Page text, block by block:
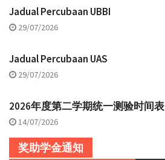
Jadual Percubaan UBBI
29/07/2026
Jadual Percubaan UAS
29/07/2026
2026年度第二学期统一测验时间表
14/07/2026
奖助学金通知